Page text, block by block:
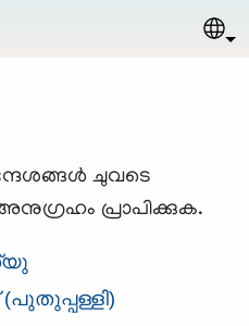
ചുവടെ
പ്രാപിക്കുക.
(പുതുപ്പള്ളി)